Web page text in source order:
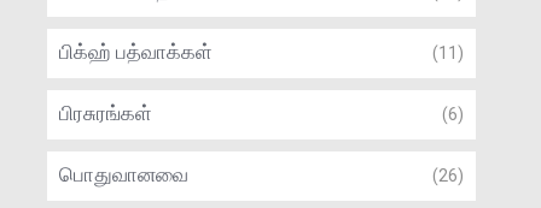
பிக்ஹ் பத்வாக்கள் (11)
பிரசுரங்கள் (6)
பொதுவானவை (26)